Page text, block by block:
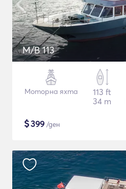
M/B 113
Моторна яхта
113 ft
34 m
$399 /ден